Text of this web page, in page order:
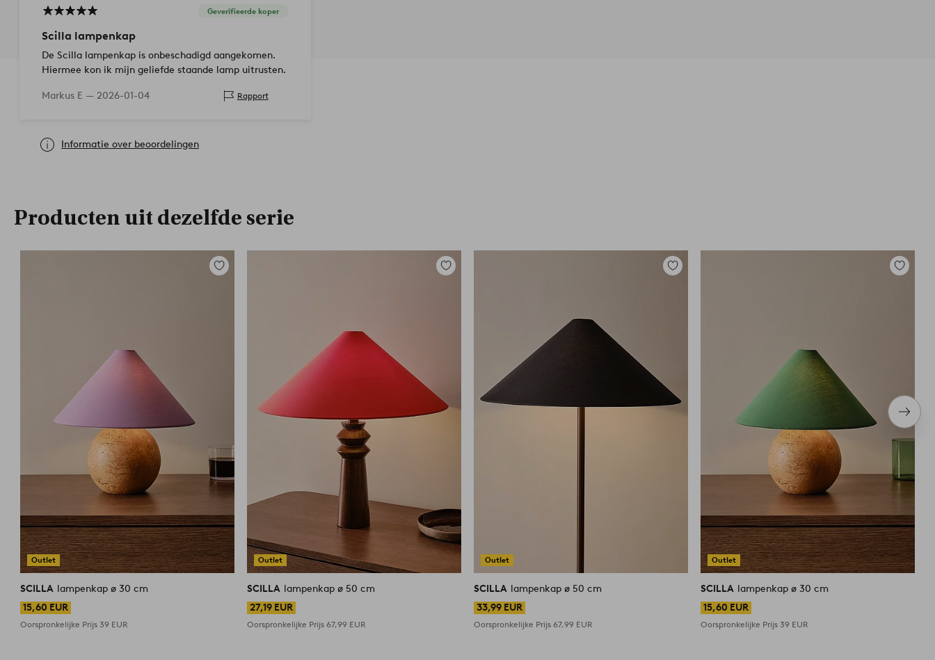
Geverifieerde koper
Scilla lampenkap
De Scilla lampenkap is onbeschadigd aangekomen.
Hiermee kon ik mijn geliefde staande lamp uitrusten.
Markus E — 2026-01-04 Rapport
Informatie over beoordelingen
Producten uit dezelfde serie
Outlet
Toevoegen
SCILLA lampenkap ø 30 cm
15,60 EUR
Oorspronkelijke Prijs39 EUR
Outlet
Toevoegen
SCILLA lampenkap ø 50 cm
27,19 EUR
Oorspronkelijke Prijs67,99 EUR
Outlet
Toevoegen
SCILLA lampenkap ø 50 cm
33,99 EUR
Oorspronkelijke Prijs67,99 EUR
Outlet
SCILLA lampenkap ø 30 cm
15,60 EUR
Oorspronkelijke Prijs39 EUR
item